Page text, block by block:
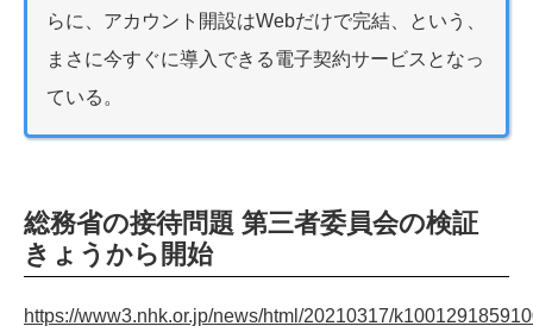
らに、アカウント開設はWebだけで完結、という、
まさに今すぐに導入できる電子契約サービスとなっ
ている。
総務省の接待問題 第三者委員会の検証
きょうから開始
https://www3.nhk.or.jp/news/html/20210317/